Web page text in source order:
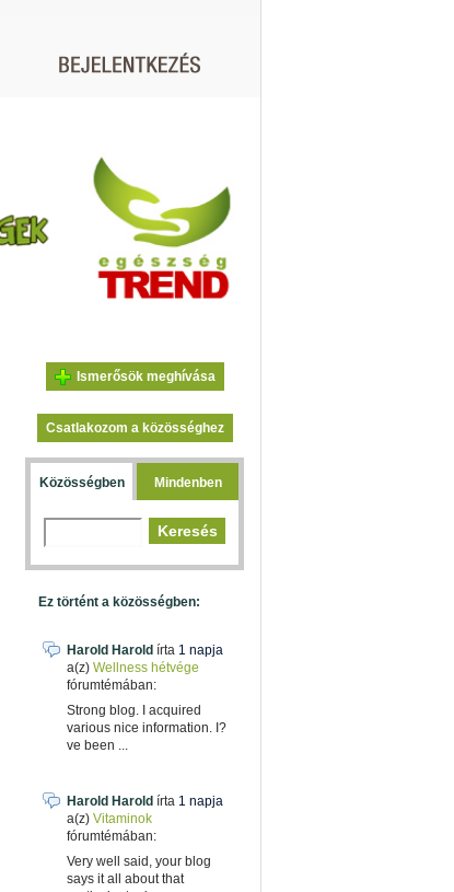
Ismerősök meghívása
Csatlakozom a közösséghez
Közösségben Mindenben
Ez történt a közösségben:
Harold Harold írta 1 napja
a(z) Wellness hétvége
fórumtémában:
Strong blog. I acquired
various nice information. I?
ve been ...
Harold Harold írta 1 napja
a(z) Vitaminok
fórumtémában:
Very well said, your blog
says it all about that